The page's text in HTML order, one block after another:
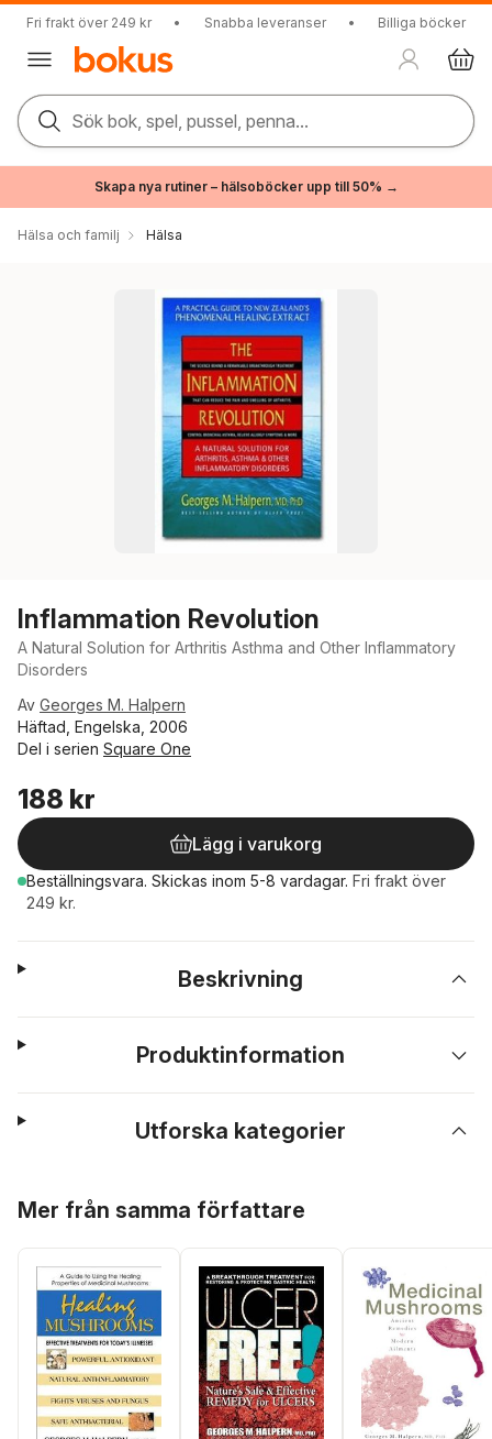
Fri frakt över 249 kr • Snabba leveranser • Billiga böcker
Sök bok, spel, pussel, penna...
Skapa nya rutiner – hälsoböcker upp till 50% →
Hälsa och familj Hälsa
Inflammation Revolution
A Natural Solution for Arthritis Asthma and Other Inflammatory
Disorders
Av Georges M. Halpern
Häftad, Engelska, 2006
Del i serien Square One
188 kr
Lägg i varukorg
Beställningsvara. Skickas inom 5-8 vardagar. Fri frakt över
249 kr.
Beskrivning
Produktinformation
Utforska kategorier
Mer från samma författare